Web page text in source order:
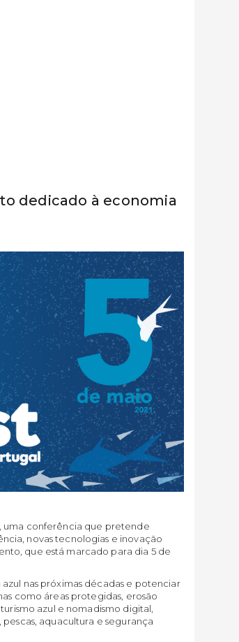
dedicado à economia
uma conferência que pretende
novas tecnologias e inovação
que está marcado para dia 5 de
nas próximas décadas e potenciar
como áreas protegidas, erosão
azul e nomadismo digital,
aquacultura e segurança